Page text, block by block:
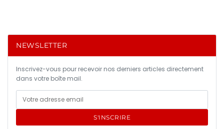
NEWSLETTER
Inscrivez-vous pour recevoir nos derniers articles directement
dans votre boîte mail.
S'INSCRIRE